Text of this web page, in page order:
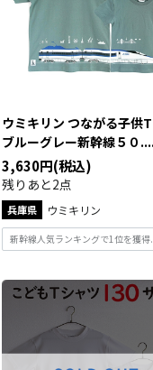
ウミキリン つながる子供
ブルーグレー新幹線５０....
3,630円(税込)
残りあと2点
兵庫県 ウミキリン
新幹線人気ランキングで1位を獲得